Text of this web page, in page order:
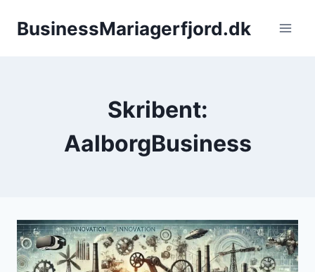
BusinessMariagerfjord.dk
Skribent:
AalborgBusiness